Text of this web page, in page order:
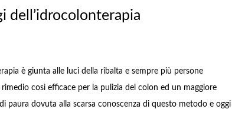
dell’idrocolonterapia
è giunta alle luci della ribalta e sempre più persone
così efficace per la pulizia del colon ed un maggiore
paura dovuta alla scarsa conoscenza di questo metodo e oggi